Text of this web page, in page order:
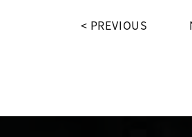
PREVIOUS